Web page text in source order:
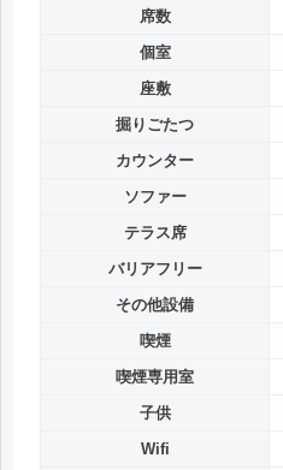
席数
個室
座敷
掘りごたつ
カウンター
ソファー
テラス席
バリアフリー
その他設備
喫煙
喫煙専用室
子供
Wifi